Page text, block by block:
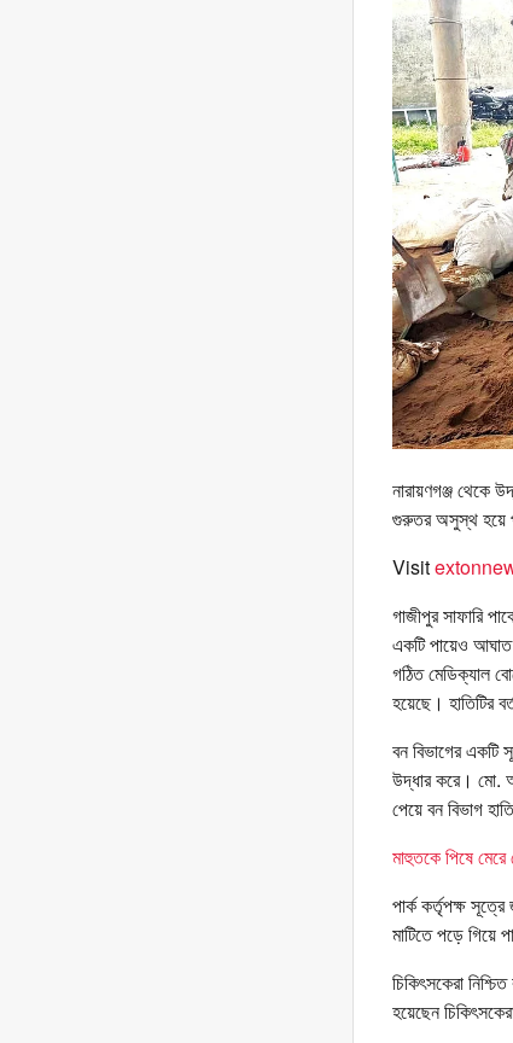
নারায়ণগঞ্জ থেকে
গুরুতর অসুস্থ হয়ে
Visit
গাজীপুর সাফারি
একটি পায়েও
গঠিত মেডিক্যাল
হয়েছে। হাতিটির
বন বিভাগের একটি
উদ্ধার করে। মো.
পেয়ে বন বিভাগ
মাহুতকে পিষে মেরে
পার্ক কর্তৃপক্ষ
মাটিতে পড়ে গিয়ে
চিকিৎসকেরা
হয়েছেন